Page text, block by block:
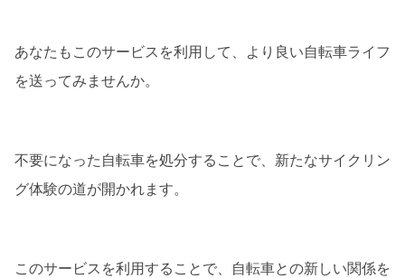
あなたもこのサービスを利用して、より良い自転車ライフ
を送ってみませんか。
不要になった自転車を処分することで、新たなサイクリン
グ体験の道が開かれます。
このサービスを利用することで、自転車との新しい関係を